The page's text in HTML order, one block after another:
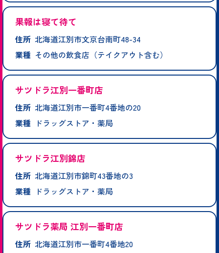
果報は寝て待て
住所 北海道江別市文京台南町48-34
業種 その他の飲食店（テイクアウト含む）
サツドラ江別一番町店
住所 北海道江別市一番町4番地の20
業種
ドラッグストア・薬局
サツドラ江別錦店
住所 北海道江別市錦町43番地の3
業種
ドラッグストア・薬局
サツドラ薬局 江別一番町店
住所 北海道江別市一番町4番地20